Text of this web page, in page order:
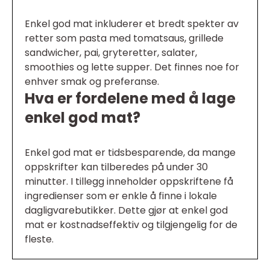
Enkel god mat inkluderer et bredt spekter av
retter som pasta med tomatsaus, grillede
sandwicher, pai, gryteretter, salater,
smoothies og lette supper. Det finnes noe for
enhver smak og preferanse.
Hva er fordelene med å lage
enkel god mat?
Enkel god mat er tidsbesparende, da mange
oppskrifter kan tilberedes på under 30
minutter. I tillegg inneholder oppskriftene få
ingredienser som er enkle å finne i lokale
dagligvarebutikker. Dette gjør at enkel god
mat er kostnadseffektiv og tilgjengelig for de
fleste.